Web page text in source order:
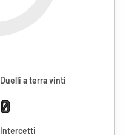
Duelli a terra vinti
0
Intercetti